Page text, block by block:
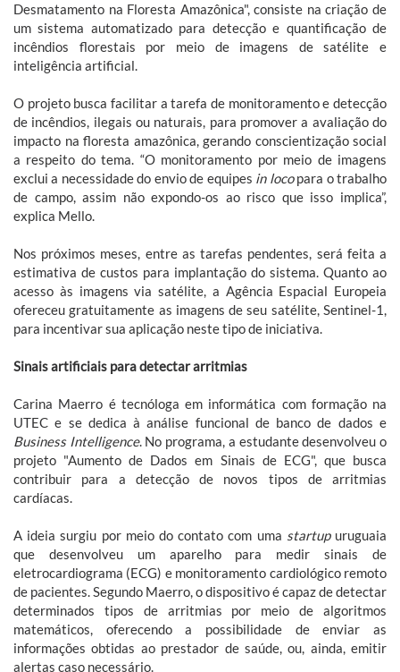
Desmatamento na Floresta Amazônica", consiste na criação de
um sistema automatizado para detecção e quantificação de
incêndios florestais por meio de imagens de satélite e
inteligência artificial.
O projeto busca facilitar a tarefa de monitoramento e detecção
de incêndios, ilegais ou naturais, para promover a avaliação do
impacto na floresta amazônica, gerando conscientização social
a respeito do tema. “O monitoramento por meio de imagens
exclui a necessidade do envio de equipes in locopara o trabalho
de campo, assim não expondo-os ao risco que isso implica”,
explica Mello.
Nos próximos meses, entre as tarefas pendentes, será feita a
estimativa de custos para implantação do sistema. Quanto ao
acesso às imagens via satélite, a Agência Espacial Europeia
ofereceu gratuitamente as imagens de seu satélite, Sentinel-1,
para incentivar sua aplicação neste tipo de iniciativa.
Sinais artificiais para detectar arritmias
Carina Maerro é tecnóloga em informática com formação na
UTEC e se dedica à análise funcional de banco de dados e
Business Intelligence. No programa, a estudante desenvolveu o
projeto "Aumento de Dados em Sinais de ECG", que busca
contribuir para a detecção de novos tipos de arritmias
cardíacas.
A ideia surgiu por meio do contato com uma startupuruguaia
que desenvolveu um aparelho para medir sinais de
eletrocardiograma (ECG) e monitoramento cardiológico remoto
de pacientes. Segundo Maerro, o dispositivo é capaz de detectar
determinados tipos de arritmias por meio de algoritmos
matemáticos, oferecendo a possibilidade de enviar as
informações obtidas ao prestador de saúde, ou, ainda, emitir
alertas caso necessário.